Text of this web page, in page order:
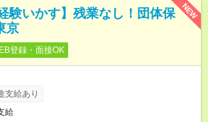
NEW
験いかす】残業なし！団体保
京
登録・面接OK
支給あり
給